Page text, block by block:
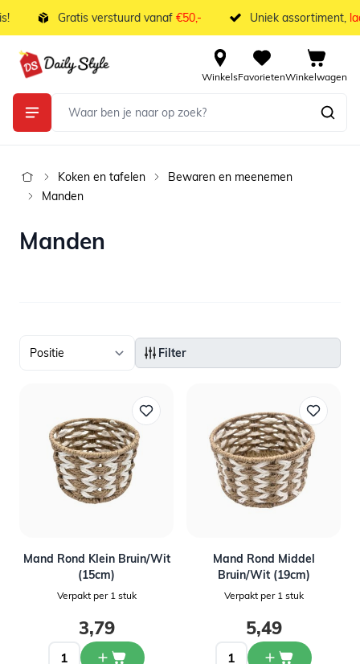
Ga naar de inhoud
Gratis verstuurd vanaf€50,- Uniek assortiment,
WinkelsFavorietenWinkelwagen
Koken en tafelen
Bewaren en meenemen
Manden
Manden
Filter
Mand Rond Klein Bruin/Wit
(15cm)
Verpakt per 1 stuk
3,79
Mand Rond Middel
Bruin/Wit (19cm)
Verpakt per 1 stuk
5,49